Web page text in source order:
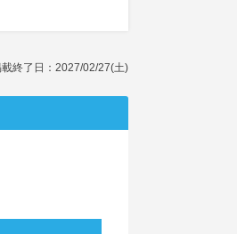
載終了日：2027/02/27(土)